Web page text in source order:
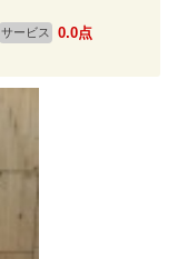
サービス 0.0点